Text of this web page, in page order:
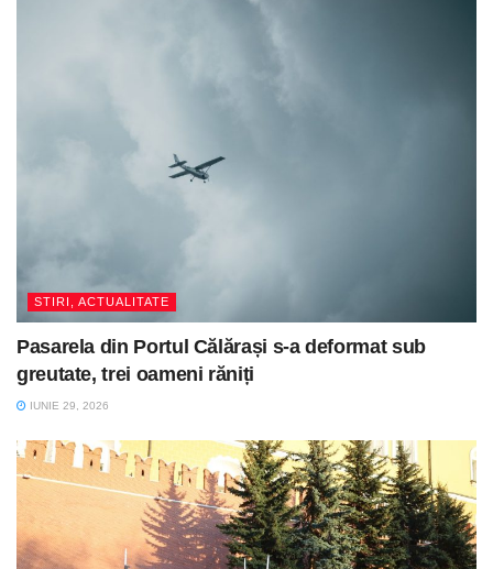
STIRI, ACTUALITATE
Pasarela din Portul Călărași s-a deformat sub
greutate, trei oameni răniți
IUNIE 29, 2026